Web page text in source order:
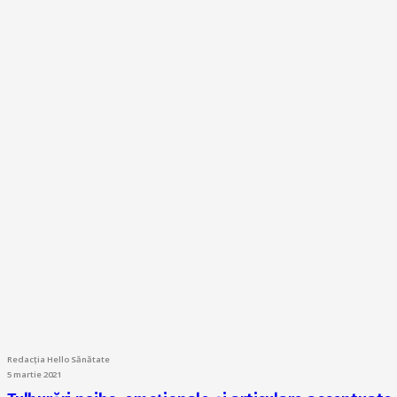
Redacția Hello Sănătate
5 martie 2021